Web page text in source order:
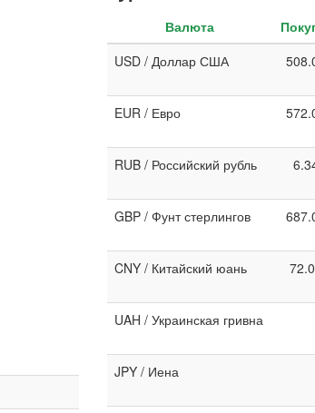
Валюта
USD / Доллар США
EUR / Евро
RUB / Российский рубль
GBP / Фунт стерлингов
CNY / Китайский юань
UAH / Украинская гривна
JPY / Иена